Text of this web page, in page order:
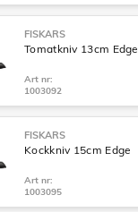
FISKARS
Tomatkniv 13cm Edge
Art nr:
1003092
FISKARS
Kockkniv 15cm Edge
Art nr:
1003095